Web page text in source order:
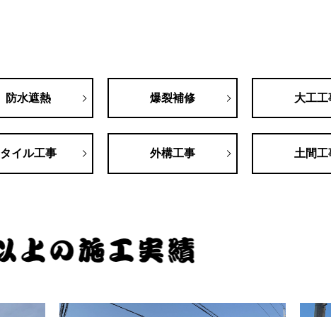
防水遮熱 爆裂補修 大工工
タイル工事 外構工事 土間工